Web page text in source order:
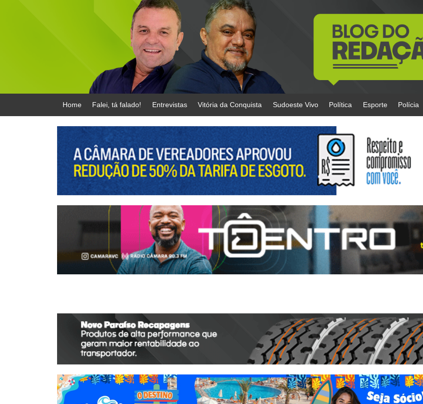
Home Falei, tá falado! Entrevistas Vitória da Conquista Sudoeste Vivo Política Esporte Polícia